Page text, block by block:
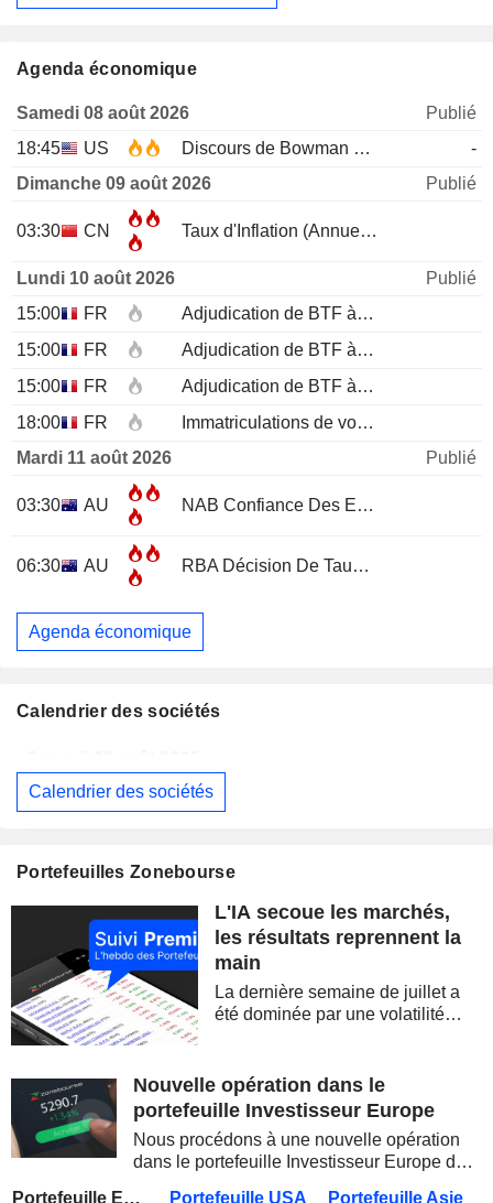
Agenda économique
Samedi 08 août 2026
Publié
18:45
US Discours de Bowman de la Fed
-
Dimanche 09 août 2026
Publié
03:30 CN Taux d'Inflation (Annuel)
Lundi 10 août 2026
Publié
15:00
FR
Adjudication de BTF à 12 mois
15:00
FR
Adjudication de BTF à 6 mois
15:00
FR
Adjudication de BTF à 3 mois
18:00
FR
Immatriculations de voitures neuves (annuelles)
Mardi 11 août 2026
Publié
03:30 AU NAB Confiance Des Entreprises
06:30 AU RBA Décision De Taux D'Intérêt
Agenda économique
Calendrier des sociétés
BERKSHIRE HATHAWAY INC.
Samedi 08 août 2026
WESTPAC BANKING CORPORATION Publication des résultats - Q3 2026 AS
BARRICK MINING CORPORATION
SIMON PROPERTY GROUP, INC. Publication des résultats - Q2 2026
FERGUSON ENTERPRISES INC.
ROCKET LAB CORPORATION Publication des résultats - Q2 2026
AMRIZE AG Publication des résultats - Q2 2026
Calendrier des sociétés
Portefeuilles Zonebourse
L'IA secoue les marchés,
les résultats reprennent la
main
La dernière semaine de juillet a
été dominée par une volatilité
semi-conducteurs. Les
inquiétudes sur la soutenabilité
Nouvelle opération dans le
portefeuille Investisseur Europe
Nous procédons à une nouvelle opération
dans le portefeuille Investisseur Europe de
Portefeuille Europe Portefeuille USA Portefeuille Asie